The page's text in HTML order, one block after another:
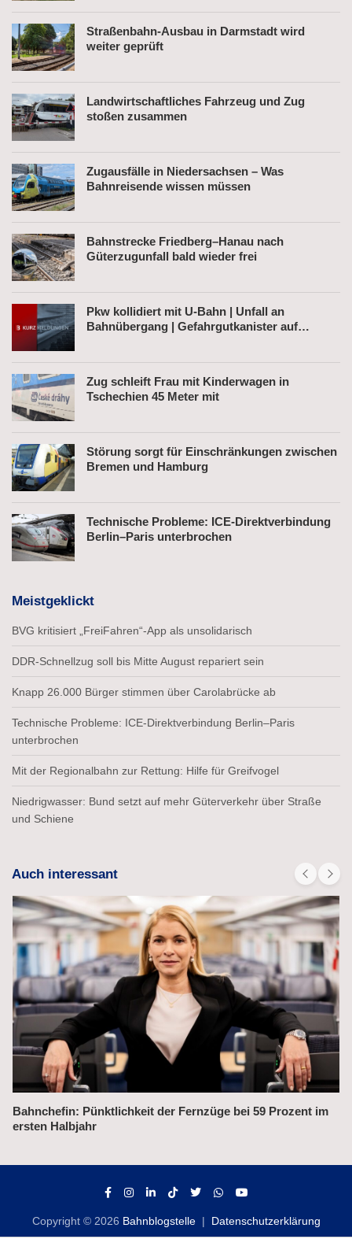
Straßenbahn-Ausbau in Darmstadt wird
weiter geprüft
Landwirtschaftliches Fahrzeug und Zug
stoßen zusammen
Zugausfälle in Niedersachsen – Was
Bahnreisende wissen müssen
Bahnstrecke Friedberg–Hanau nach
Güterzugunfall bald wieder frei
Pkw kollidiert mit U-Bahn | Unfall an
Bahnübergang | Gefahrgutkanister auf
Zug schleift Frau mit Kinderwagen in
Tschechien 45 Meter mit
Störung sorgt für Einschränkungen zwischen
Bremen und Hamburg
Technische Probleme: ICE-Direktverbindung
Berlin–Paris unterbrochen
Meistgeklickt
BVG kritisiert „FreiFahren“-App als unsolidarisch
DDR-Schnellzug soll bis Mitte August repariert sein
Knapp 26.000 Bürger stimmen über Carolabrücke ab
Technische Probleme: ICE-Direktverbindung Berlin–Paris
unterbrochen
Mit der Regionalbahn zur Rettung: Hilfe für Greifvogel
Niedrigwasser: Bund setzt auf mehr Güterverkehr über Straße
und Schiene
Auch interessant
im Alex fährt bis 2031 weiter auf der Strecke München–Prag
Copyright © 2026 Bahnblogstelle Datenschutzerklärung